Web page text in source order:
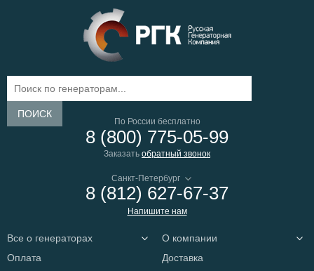
ПОИСК
По России бесплатно
8 (800) 775-05-99
Заказать обратный звонок
8 (812) 627-67-37
Напишите нам
Все о генераторах
О компании
Оплата
Доставка